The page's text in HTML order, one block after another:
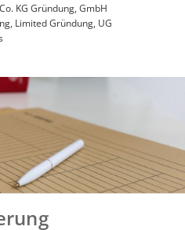
KG Gründung GmbH
Limited Gründung UG